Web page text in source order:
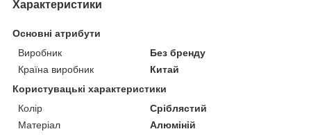
Характеристики
Основні атрибути
Виробник
Без бренду
Країна виробник
Китай
Користувацькі характеристики
Колір
Сріблястий
Матеріал
Алюміній